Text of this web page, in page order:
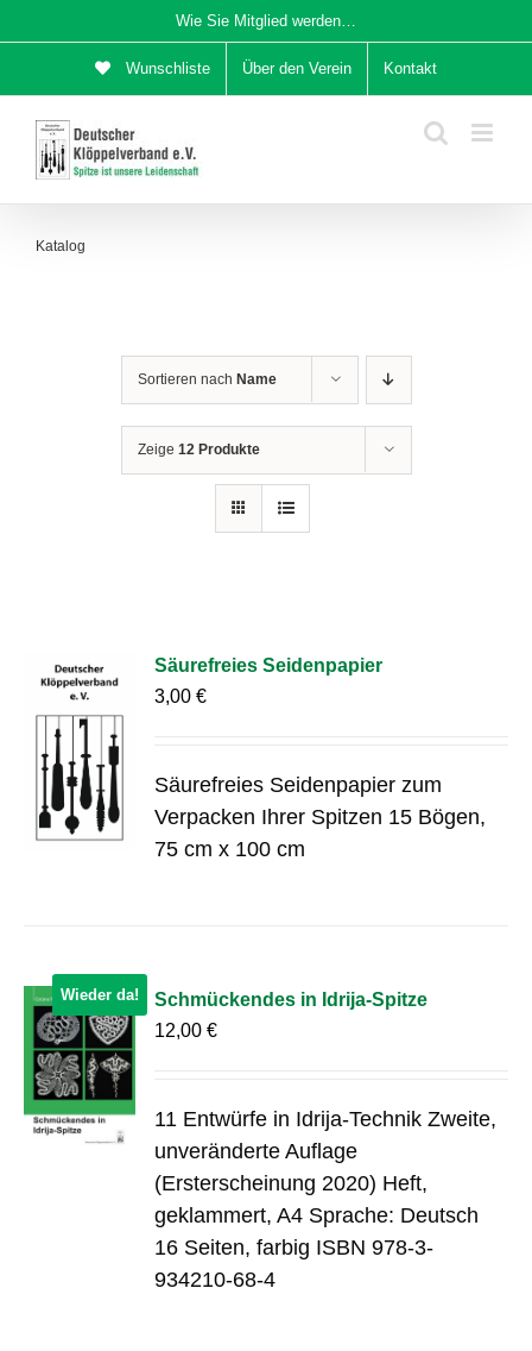
Inhalt
Wie Sie Mitglied werden…
Wunschliste Über den Verein Kontakt
Katalog
Sortieren nach Name
Zeige 12 Produkte
Säurefreies Seidenpapier
3,00€
Säurefreies Seidenpapier zum
Verpacken Ihrer Spitzen 15 Bögen,
75 cm x 100 cm
Wieder da!
Schmückendes in Idrija-Spitze
12,00€
11 Entwürfe in Idrija-Technik Zweite,
unveränderte Auflage
(Ersterscheinung 2020) Heft,
geklammert, A4 Sprache: Deutsch
16 Seiten, farbig ISBN 978-3-
934210-68-4